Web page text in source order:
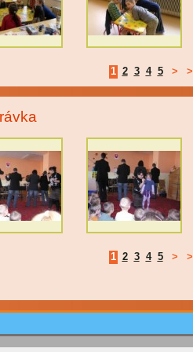
1 2 3 4 5 >
1 2 3 4 5 >